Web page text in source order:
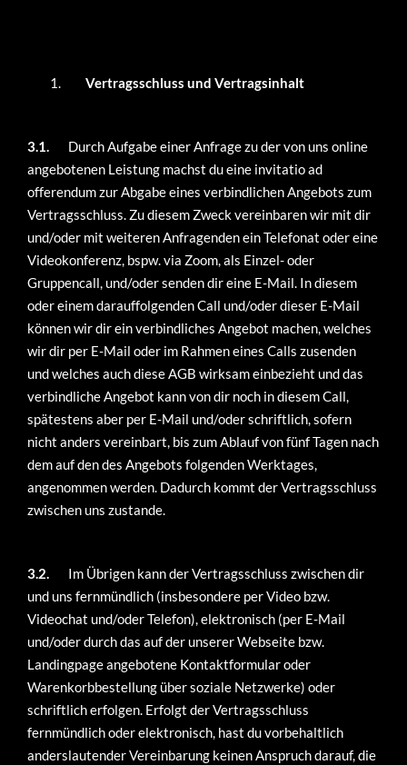
Vertragsschluss und Vertragsinhalt
3.1. Durch Aufgabe einer Anfrage zu der von uns online
angebotenen Leistung machst du eine invitatio ad
offerendum zur Abgabe eines verbindlichen Angebots zum
Vertragsschluss. Zu diesem Zweck vereinbaren wir mit dir
und/oder mit weiteren Anfragenden ein Telefonat oder eine
Videokonferenz, bspw. via Zoom, als Einzel- oder
Gruppencall, und/oder senden dir eine E-Mail. In diesem
oder einem darauffolgenden Call und/oder dieser E-Mail
können wir dir ein verbindliches Angebot machen, welches
wir dir per E-Mail oder im Rahmen eines Calls zusenden
und welches auch diese AGB wirksam einbezieht und das
verbindliche Angebot kann von dir noch in diesem Call,
spätestens aber per E-Mail und/oder schriftlich, sofern
nicht anders vereinbart, bis zum Ablauf von fünf Tagen nach
dem auf den des Angebots folgenden Werktages,
angenommen werden. Dadurch kommt der Vertragsschluss
zwischen uns zustande.
3.2. Im Übrigen kann der Vertragsschluss zwischen dir
und uns fernmündlich (insbesondere per Video bzw.
Videochat und/oder Telefon), elektronisch (per E-Mail
und/oder durch das auf der unserer Webseite bzw.
Landingpage angebotene Kontaktformular oder
Warenkorbbestellung über soziale Netzwerke) oder
schriftlich erfolgen. Erfolgt der Vertragsschluss
fernmündlich oder elektronisch, hast du vorbehaltlich
anderslautender Vereinbarung keinen Anspruch darauf, die